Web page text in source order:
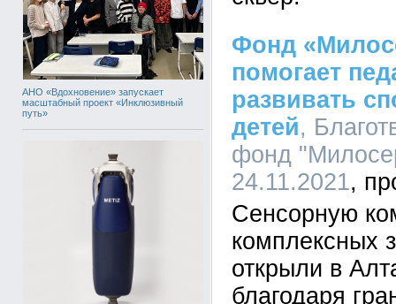
АНО «Вдохновение» запускает
масштабный проект «Инклюзивный
путь»
Фонд
помогает
развивать
детей,
фонд
24.11.2021
Сенсорную
комплексных
открыли в
благодаря